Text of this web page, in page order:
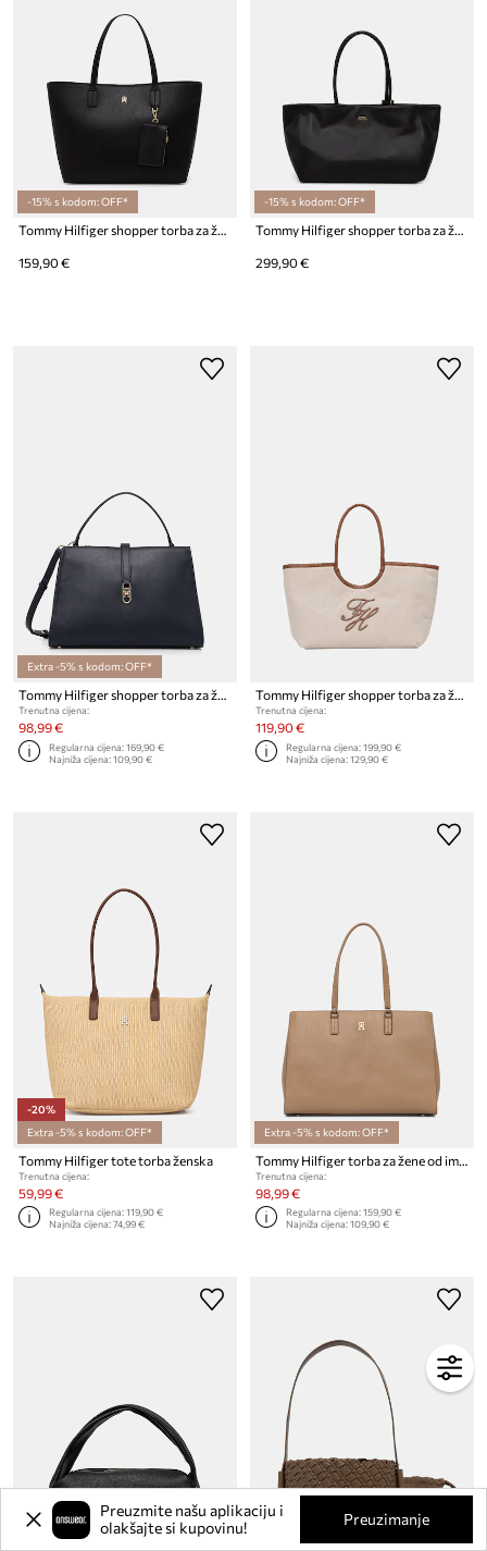
-15% s kodom: OFF*
Tommy Hilfiger shopper torba za žene od imitacije kože
159,90 €
-15% s kodom: OFF*
Tommy Hilfiger shopper torba za žene kožna
299,90 €
Extra -5% s kodom: OFF*
Tommy Hilfiger shopper torba za žene
Trenutna cijena:
98,99 €
Regularna cijena:169,90 €
Najniža cijena:109,90 €
Tommy Hilfiger shopper torba za žene lanena SUMMER
Trenutna cijena:
119,90 €
Regularna cijena:199,90 €
Najniža cijena:129,90 €
-20%
Extra -5% s kodom: OFF*
Tommy Hilfiger tote torba ženska
Trenutna cijena:
59,99 €
Regularna cijena:119,90 €
Najniža cijena:74,99 €
Extra -5% s kodom: OFF*
Trenutna cijena:
98,99 €
Regularna cijena:159,90 €
Najniža cijena:109,90 €
Preuzmite našu aplikaciju i
olakšajte si kupovinu!
Preuzimanje